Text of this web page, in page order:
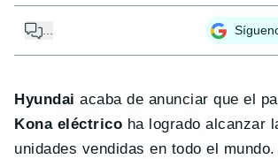
...
Hyundai acaba de anunciar que el
Kona eléctrico ha logrado alcanzar
unidades vendidas en todo el